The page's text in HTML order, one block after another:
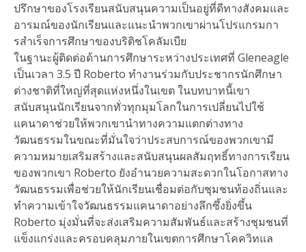
ปรึกษาของโรงเรียนสนับสนุนความเป็นอยู่ที่ดีทางสังคมและ
อารมณ์ของนักเรียนและแนะนําพวกเขาผ่านโปรแกรมกา
รสําเร็จการศึกษาของบริติชโคลัมเบีย
ในฐานะผู้ติดต่อด้านการศึกษาระหว่างประเทศที่ Gleneagle
เป็นเวลา 3.5 ปี Roberto ทํางานร่วมกับประชากรนักศึกษา
ต่างชาติที่ใหญ่ที่สุดแห่งหนึ่งในเขต ในบทบาทนี้เขา
สนับสนุนนักเรียนจากทั่วทุกมุมโลกในการเปลี่ยนไปใช้
แคนาดาช่วยให้พวกเขานําทางความแตกต่างทาง
วัฒนธรรมในขณะที่มั่นใจว่าประสบการณ์ของพวกเขามี
ความหมายเสริมสร้างและสนับสนุนผลสัมฤทธิ์ทางการเรียน
ของพวกเขา Roberto ยังอํานวยความสะดวกในโอกาสทาง
วัฒนธรรมเพื่อช่วยให้นักเรียนเชื่อมต่อกับชุมชนท้องถิ่นและ
ทําความเข้าใจวัฒนธรรมแคนาดาอย่างลึกซึ้งยิ่งขึ้น
Roberto มุ่งมั่นที่จะส่งเสริมความสัมพันธ์และสร้างชุมชนที่
แข็งแกร่งและครอบคลุมภายในเขตการศึกษาโคควิทแล